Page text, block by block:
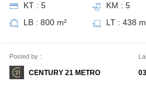
KT : 5 KM : 5
LB : 800 m²
LT : 438
Posted by :
CENTURY 21 METRO